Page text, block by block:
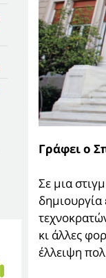
Γράφει ο
Σε μια
δημιουργία
κι άλλες
έλλειψη